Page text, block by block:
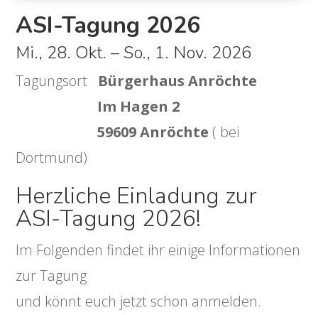
ASI-Tagung 2026
Mi., 28. Okt. – So., 1. Nov. 2026
Tagungsort Bürgerhaus Anröchte
Im Hagen 2
59609 Anröchte ( bei
Dortmund)
Herzliche Einladung zur
ASI-Tagung 2026!
Im Folgenden findet ihr einige Informationen
zur Tagung
und könnt euch jetzt schon anmelden.